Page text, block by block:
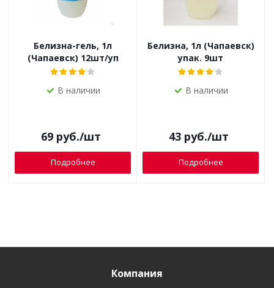
Белизна-гель, 1л
(Чапаевск) 12шт/уп
В наличии
69руб./шт
Подробнее
Белизна, 1л (Чапаевск)
упак. 9шт
В наличии
43руб./шт
Подробнее
Компания